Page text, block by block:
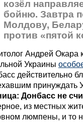
козёл
бойню. Завтра
Молдову,
против «пятой
Андрей Окара
Украины
действительно
принуждать
Донбасс не
из местных
люмпены, и то